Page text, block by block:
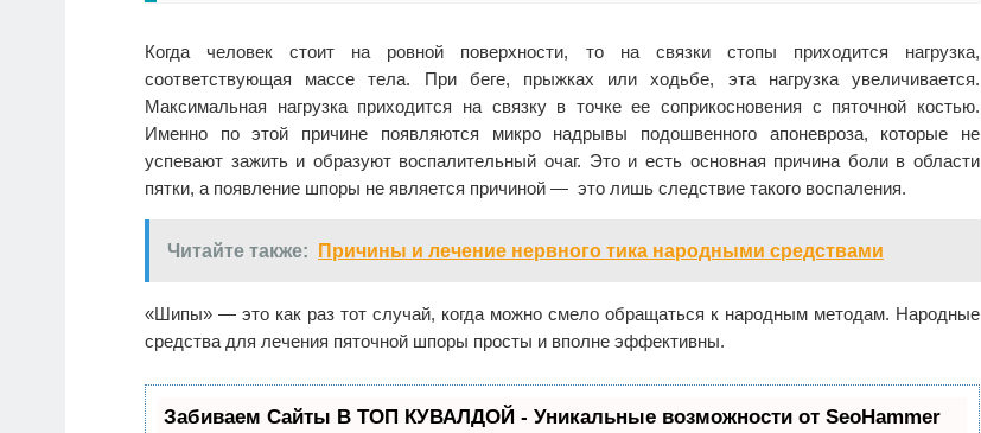
Когда человек стоит на ровной поверхности, то на связки стопы приходится нагрузка,
соответствующая массе тела. При беге, прыжках или ходьбе, эта нагрузка увеличивается.
Максимальная нагрузка приходится на связку в точке ее соприкосновения с пяточной костью.
Именно по этой причине появляются микро надрывы подошвенного апоневроза, которые не
успевают зажить и образуют воспалительный очаг. Это и есть основная причина боли в области
пятки, а появление шпоры не является причиной — это лишь следствие такого воспаления.
Читайте также: Причины и лечение нервного тика народными средствами
«Шипы» — это как раз тот случай, когда можно смело обращаться к народным методам. Народные
средства для лечения пяточной шпоры просты и вполне эффективны.
Забиваем Сайты В ТОП КУВАЛДОЙ - Уникальные возможности от SeoHammer